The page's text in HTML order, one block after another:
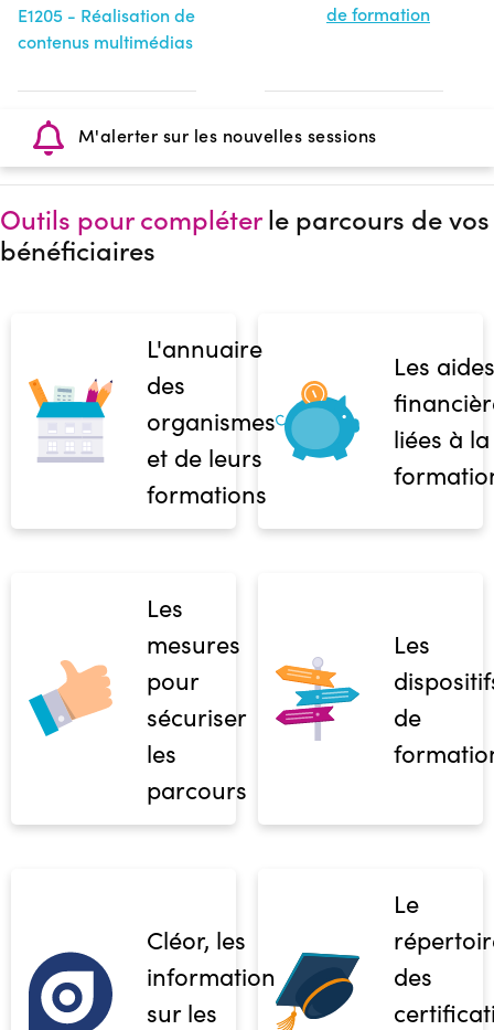
E1205 - Réalisation de
contenus multimédias
de formation
M'alerter sur les nouvelles sessions
Outils pour compléterle parcours de vos
bénéficiaires
L'annuaire
des
organismes
et de leurs
formations
Les aides
liées à la
Les
mesures
pour
sécuriser
les
parcours
Les
de
Cléor, les
informations
sur les
Le
des